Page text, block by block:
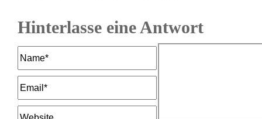
Hinterlasse eine Antwort